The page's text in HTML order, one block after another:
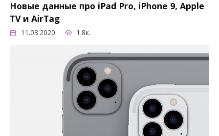
Новые данные про iPad Pro, iPhone 9, Apple
TV и AirTag
11.03.2020 1.8к.